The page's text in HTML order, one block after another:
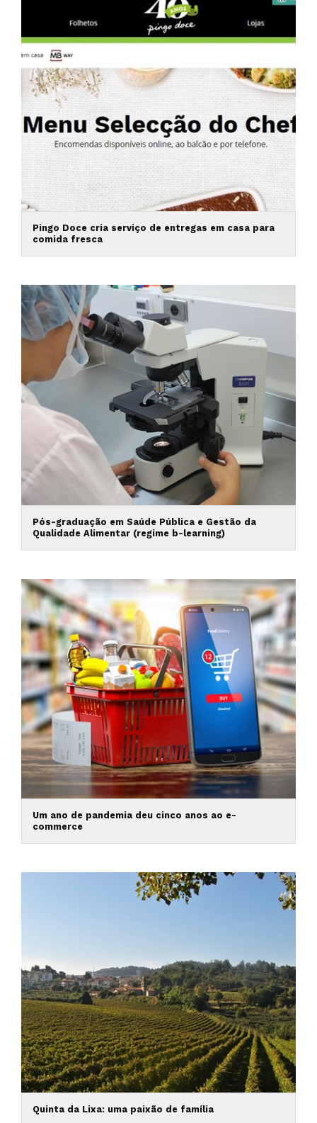
Pingo Doce cria serviço de entregas em casa para
comida fresca
Pós-graduação em Saúde Pública e Gestão da
Qualidade Alimentar (regime b-learning)
Um ano de pandemia deu cinco anos ao e-
commerce
Quinta da Lixa: uma paixão de família